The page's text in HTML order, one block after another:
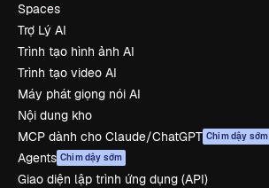
Spaces
Trợ Lý AI
Trình tạo hình ảnh AI
Trình tạo video AI
Máy phát giọng nói AI
Nội dung kho
MCP dành cho Claude/ChatGPT Chim dậy sớm
Agents Chim dậy sớm
Giao diện lập trình ứng dụng (API)